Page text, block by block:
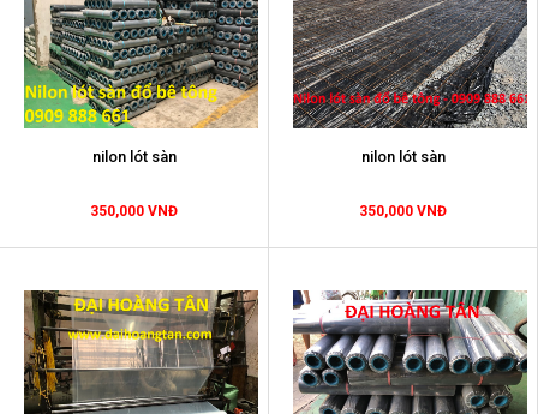
nilon lót sàn
350,000 VNĐ
nilon lót sàn
350,000 VNĐ